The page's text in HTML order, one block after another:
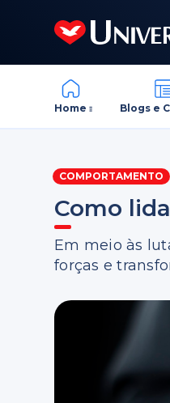
Home Blogs e
COMPORTAMENTO
Como
Em meio às
forças e